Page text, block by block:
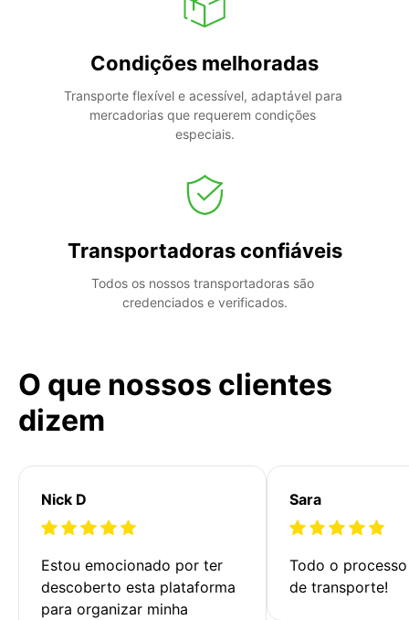
Condições melhoradas
Transporte flexível e acessível, adaptável para
mercadorias que requerem condições
especiais.
Transportadoras confiáveis
Todos os nossos transportadoras são
credenciados e verificados.
O que nossos clientes
dizem
Nick D
Estou emocionado por ter
descoberto esta plataforma
para organizar minha
Sara
Todo o
de transporte!